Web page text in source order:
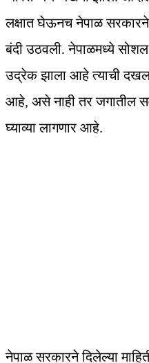
लक्षात घेऊनच नेपाळ
बंदी उठवली. नेपाळमध्ये सोशल
उद्रेक झाला आहे त्याची दखल
आहे, असे नाही तर जगातील
घ्याव्या लागणार आहे.
नेपाळ सरकारने दिलेल्या